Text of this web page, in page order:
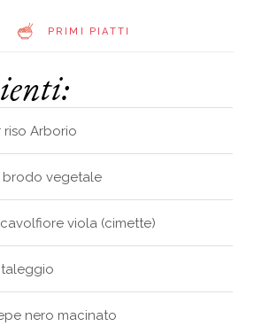
PRIMI PIATTI
riso Arborio
brodo vegetale
cavolfiore viola (cimette)
taleggio
nero macinato